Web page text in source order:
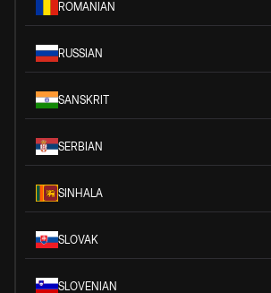
ROMANIAN
RUSSIAN
SANSKRIT
SERBIAN
SINHALA
SLOVAK
SLOVENIAN